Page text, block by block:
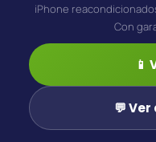
iPhone
Con
📱
💬